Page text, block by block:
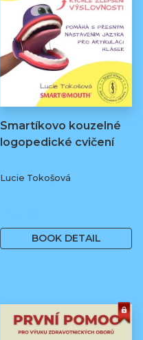
Smartíkovo kouzelné
logopedické cvičení
Lucie Tokošová
BOOK DETAIL